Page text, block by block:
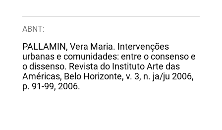
ABNT:
PALLAMIN, Vera Maria. Intervenções
urbanas e comunidades: entre o consenso e
o dissenso. Revista do Instituto Arte das
Américas, Belo Horizonte, v. 3, n. ja/ju 2006,
p. 91-99, 2006.